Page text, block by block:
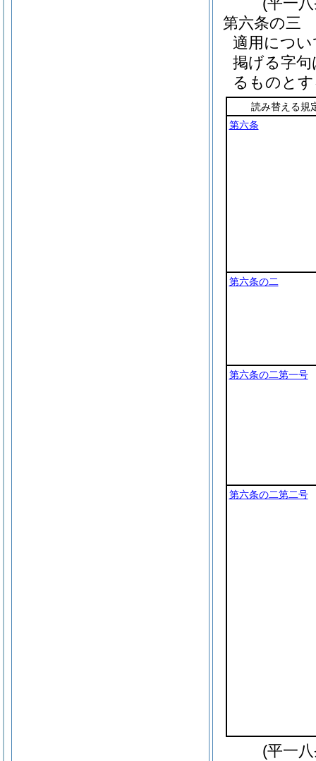
第六条の三
適用につ
掲げる字
るものと
読み替える規
第六条
第六条の二
第六条の二第一号
第六条の二第二号
(平一